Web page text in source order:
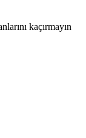
kaçırmayın